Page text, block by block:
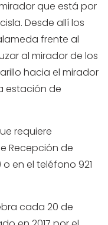
que está por
Desde allí los
frente al
al mirador de los
hacia el mirador
estación de
requiere
Recepción de
en el teléfono 921
cada 20 de